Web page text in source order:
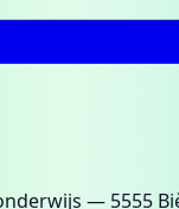
— 5555